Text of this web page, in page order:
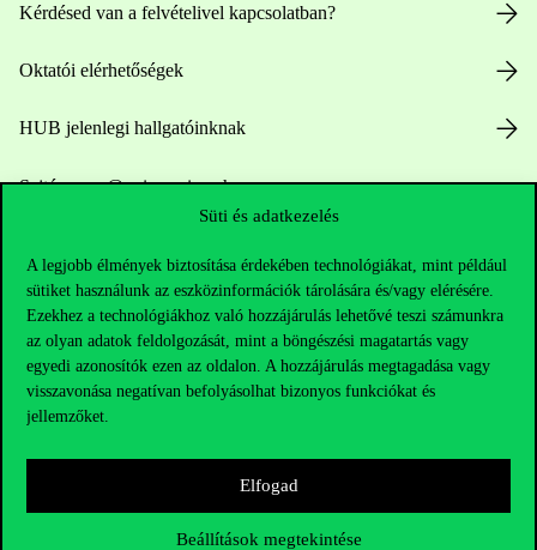
Süti és adatkezelés
A legjobb élmények biztosítása érdekében technológiákat, mint például
sütiket használunk az eszközinformációk tárolására és/vagy elérésére.
Ezekhez a technológiákhoz való hozzájárulás lehetővé teszi számunkra
az olyan adatok feldolgozását, mint a böngészési magatartás vagy
egyedi azonosítók ezen az oldalon. A hozzájárulás megtagadása vagy
visszavonása negatívan befolyásolhat bizonyos funkciókat és
jellemzőket.
Elfogad
Beállítások megtekintése
Kérdésed van a felvételivel kapcsolatban?
Oktatói elérhetőségek
HUB jelenlegi hallgatóinknak
Sajtó:press@uni-corvinus.hu
Hasznos linkek